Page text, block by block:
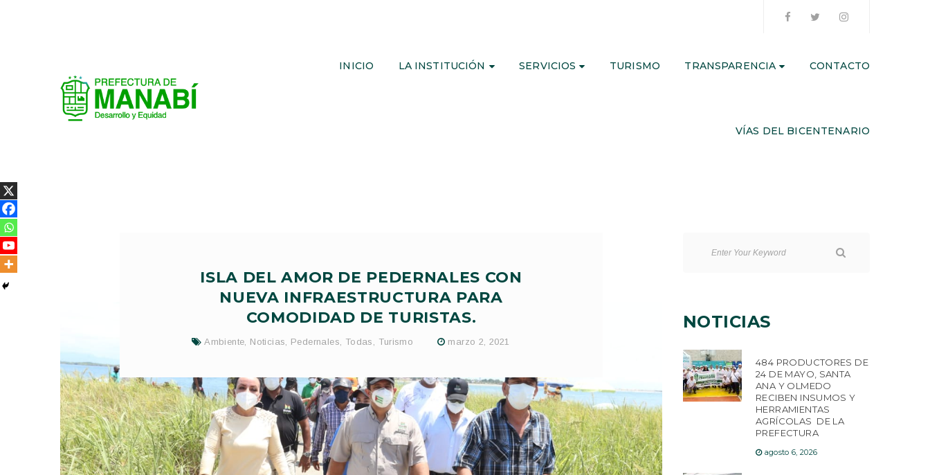
INICIO LA INSTITUCIÓN SERVICIOS TURISMO TRANSPARENCIA CONTACTO
VÍAS DEL BICENTENARIO
ISLA DEL AMOR DE PEDERNALES CON
NUEVA INFRAESTRUCTURA PARA
COMODIDAD DE TURISTAS.
Ambiente, Noticias, Pedernales, Todas , Turismo marzo 2, 2021
NOTICIAS
484 PRODUCTORES DE
24 DE MAYO, SANTA
ANA Y OLMEDO
RECIBEN INSUMOS Y
HERRAMIENTAS
AGRÍCOLAS DE LA
PREFECTURA
agosto 6, 2026